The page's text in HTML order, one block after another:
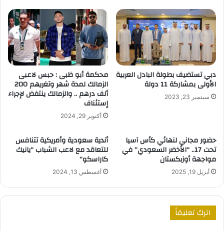
دبي تستضيف بطولة البادل العربية
الأولى بمشاركة 11 دولة
سبتمبر 23, 2023
محكمة أبو ظبى : حبس لاعبى
الزمالك لمدة شهر وتغريهم 200
ألف درهم .. والزمالك ينتفض لإجراء
إستئناف
أكتوبر 29, 2024
حضور مجاني لنهائي كأس آسيا
تحت 17.. “الأخضر السعودي” في
مواجهة أوزبكستان
أبريل 19, 2025
أندية سعودية وأمريكية تتنافس
للتعاقد مع لاعب الشباب “يانيك
كاراسكو”
أغسطس 13, 2024
اترك تعليقاً